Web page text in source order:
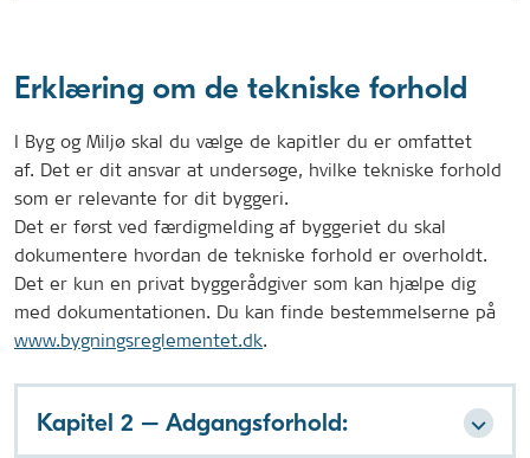
Erklæring om de tekniske forhold
I Byg og Miljø skal du vælge de kapitler du er omfattet
af. Det er dit ansvar at undersøge, hvilke tekniske forhold
som er relevante for dit byggeri.
Det er først ved færdigmelding af byggeriet du skal
dokumentere hvordan de tekniske forhold er overholdt.
Det er kun en privat byggerådgiver som kan hjælpe dig
med dokumentationen. Du kan finde bestemmelserne på
www.bygningsreglementet.dk.
Kapitel 2 – Adgangsforhold: